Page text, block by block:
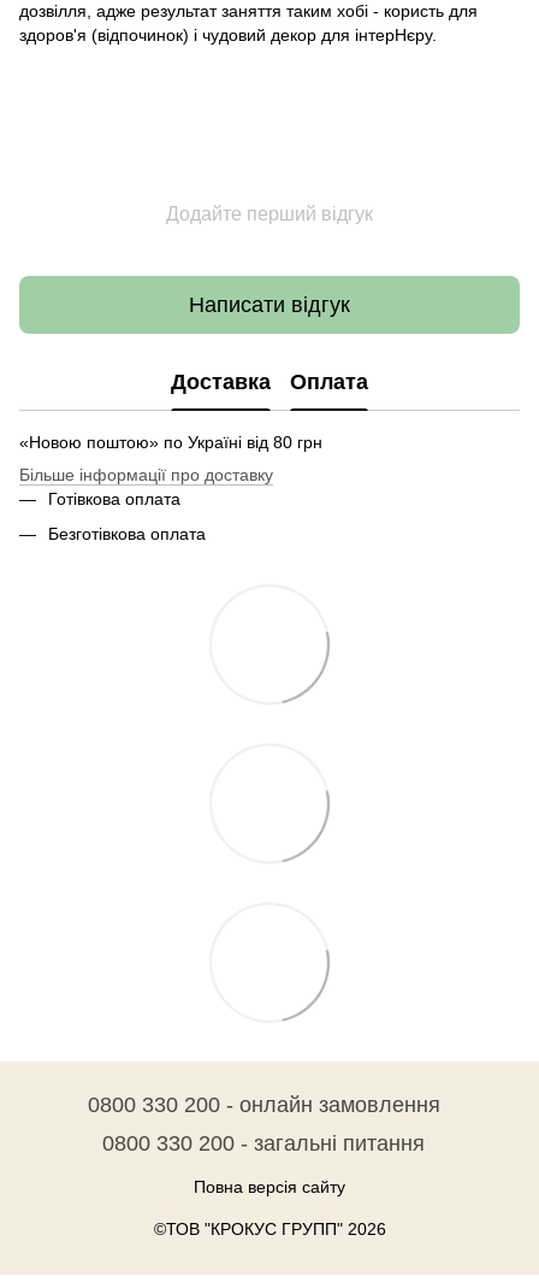
дозвілля, адже результат заняття таким хобі - користь для
здоров'я (відпочинок) і чудовий декор для інтерHєру.
Додайте перший відгук
Написати відгук
Доставка Оплата
«Новою поштою» по Україні від 80 грн
Більше інформації про доставку
Готівкова оплата
Безготівкова оплата
0800 330 200 - онлайн замовлення
0800 330 200 - загальні питання
Повна версія сайту
©ТОВ "КРОКУС ГРУПП" 2026